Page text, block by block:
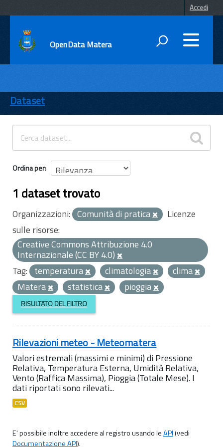
Accedi
OpenData Matera
ENTI
TEMI
INFORMAZIONI
Dataset
Ordina per
1 dataset trovato
Organizzazioni: Comunità di pratica
Licenze
sulle risorse:
Creative Commons Attribuzione 4.0
Internazionale (CC BY 4.0)
Tag: temperatura climatologia
clima
Matera
statistica pioggia
RISULTATO DEL FILTRO
Rilevazioni meteo - Meteomatera
Valori estremali (massimi e minimi) di Pressione
Relativa, Temperatura Esterna, Umidità Relativa,
Vento (Raffica Massima), Pioggia (Totale Mese). I
dati riportati sono rilevati...
CSV
E' possibile inoltre accedere al registro usando leAPI(vedi
Documentazione API).